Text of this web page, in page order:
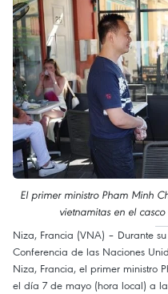
El primer ministro Pham Minh
vietnamitas en el
Niza, Francia (VNA) – Durante
Conferencia de las Naciones
Niza, Francia, el primer ministro
el día 7 de mayo (hora local) a